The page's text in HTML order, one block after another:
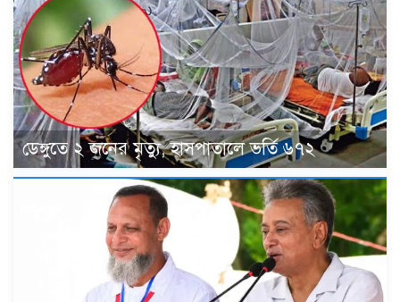
ডেঙ্গুতে ২ জনের মৃত্যু, হাসপাতালে ভর্তি ৬৭২